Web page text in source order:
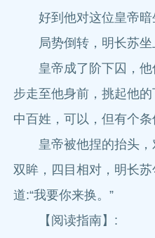
好到他对这位皇帝暗
局势倒转，明长苏坐
皇帝成了阶下囚，他
步走至他身前，挑起他
中百姓，可以，但有个条
皇帝被他捏的抬头，
双眸，四目相对，明长
道:“我要你来换。”
【阅读指南】: